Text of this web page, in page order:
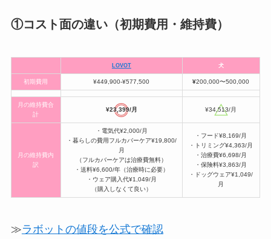
①コスト面の違い（初期費用・維持費）
LOVOT 犬
初期費用 ¥449,900-¥577,500 ¥200,000〜500,000
月の維持費合
計
¥23,399/月 ¥34,513/月
月の維持費内
訳
・電気代¥2,000/月
・暮らしの費用フルカバーケア¥19,800/
月
（フルカバーケアは治療費無料）
・送料¥6,600/年（治療時に必要）
・ウェア購入代¥1,049/月
（購入しなくて良い）
・フード¥8,169/月
・トリミング¥4,363/月
・治療費¥6,698/月
・保険料¥3,863/月
・ドッグウェア¥1,049/
月
≫ラボットの値段を公式で確認